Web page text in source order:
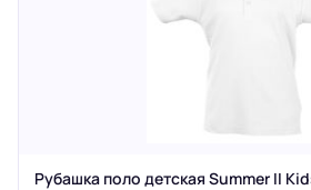
Рубашка поло детская Summer II